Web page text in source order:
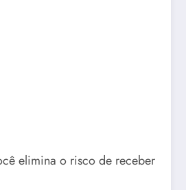
elimina o risco de receber